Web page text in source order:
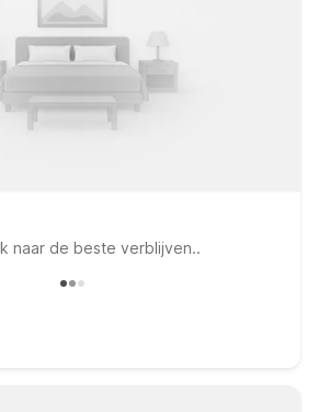
naar de beste verblijven..